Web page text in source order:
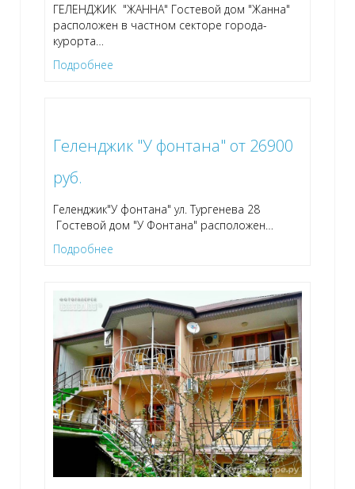
ГЕЛЕНДЖИК "ЖАННА" Гостевой дом "Жанна"
расположен в частном секторе города-
курорта…
Подробнее
Геленджик "У фонтана" от 26900
руб.
Геленджик"У фонтана" ул. Тургенева 28
Гостевой дом "У Фонтана" расположен…
Подробнее